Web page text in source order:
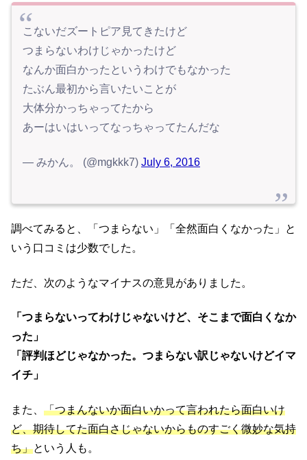
こないだズートピア見てきたけど
つまらないわけじゃかったけど
なんか面白かったというわけでもなかった
たぶん最初から言いたいことが
大体分かっちゃってたから
あーはいはいってなっちゃってたんだな
— みかん。 (@mgkkk7) July 6, 2016
調べてみると、「つまらない」「全然面白くなかった」と
いう口コミは少数でした。
ただ、次のようなマイナスの意見がありました。
「つまらないってわけじゃないけど、そこまで面白くなか
った」
「評判ほどじゃなかった。つまらない訳じゃないけどイマ
イチ」
また、 「つまんないか面白いかって言われたら面白いけ
ど、期待してた面白さじゃないからものすごく微妙な気持
ち」という人も。